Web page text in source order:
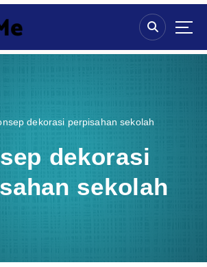
dekorasi perpisahan sekolah
dekorasi
sekolah